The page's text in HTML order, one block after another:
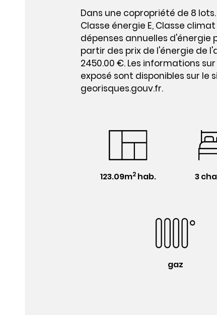
Dans une copropriété de 8
Classe énergie E, Classe
dépenses annuelles d'énergie
partir des prix de l'énergie de
2450.00 €. Les informations
exposé sont disponibles sur le
georisques.gouv.fr.
123.09m2hab. 3
gaz